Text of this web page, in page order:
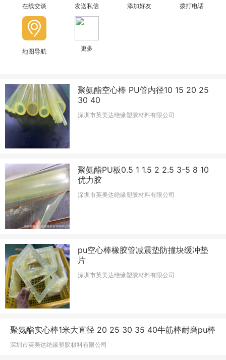
在线交谈 发送私信 添加好友 拨打电话
地图导航 更多
聚氨酯空心棒 PU管内径10 15 20 25
30 40
深圳市英美达绝缘塑胶材料有限公司
聚氨酯PU板0.5 1 1.5 2 2.5 3-5 8 10
优力胶
深圳市英美达绝缘塑胶材料有限公司
pu空心棒橡胶管减震垫防撞块缓冲垫
片
深圳市英美达绝缘塑胶材料有限公司
聚氨酯实心棒1米大直径 20 25 30 35 40牛筋棒耐磨pu棒
深圳市英美达绝缘塑胶材料有限公司